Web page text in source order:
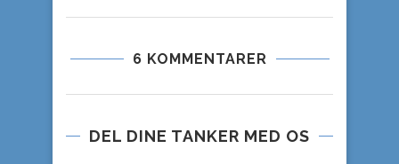
6 KOMMENTARER
DEL DINE TANKER MED OS